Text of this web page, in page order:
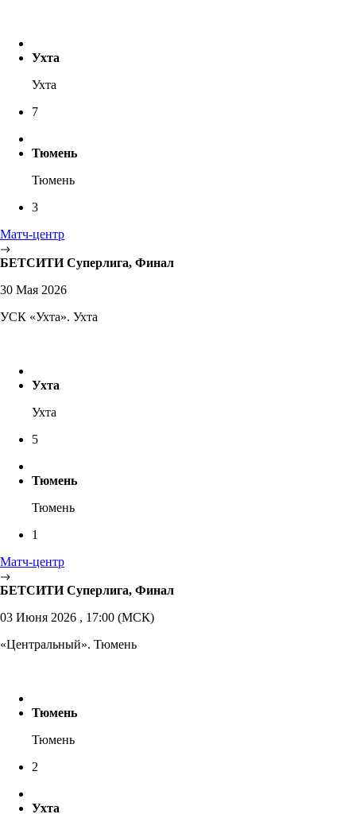
Ухта
Ухта
7
Тюмень
Тюмень
3
Матч-центр
БЕТСИТИ Суперлига, Финал
30 Мая 2026
УСК «Ухта». Ухта
Ухта
Ухта
5
Тюмень
Тюмень
1
Матч-центр
БЕТСИТИ Суперлига, Финал
03 Июня 2026 , 17:00 (МСК)
«Центральный». Тюмень
Тюмень
Тюмень
2
Ухта